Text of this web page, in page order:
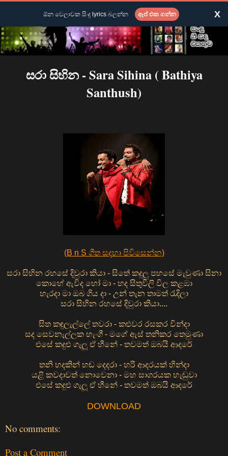
සරා සිහින - Sara Sihina ( Bathiya
Santhush)
(B n S ගීත සදහා පිවිසෙන්න)
සරා සිහින රහසේ දිවුරා කියා - සිතේ කදුලු පහසේ මැවුණා සිනා
කොහේ ඇවිද හෝ මා - හද සිතුවිලි විල කළඹා
හැරදා මා ඔබ ගිය දා - උන් තැන තාමත් රැදිලා
සරා සිහින රහසේ දිවුරා කියා....
සිත කඳුලැල්ලේ තවරා - කළුවර රසකර වින්දා
සද සෙවනැල්ලක හැංගී - මගේ ඇස් තනිකර තෙමුණා
එසේ කදුළු ගැලූ ඒ හීනේ - තවමත් ඔබයි ආදරේ
තනි හදකින් හඬ දෙදරා - හරි ආදරයක් හින්දා
යළි කවදාවත් නොවෙනා - මහ සාගරයක හැඬුවා
එසේ කදුළු ගැලූ ඒ හීනේ - තවමත් ඔබයි ආදරේ
DOWNLOAD
No comments:
Post a Comment
ඕන වෙලාවක සිංදු lyrics බලන්න ඇප් එක ගන්න X